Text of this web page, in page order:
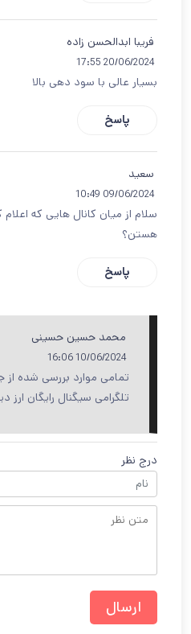
فریبا ابدالحسن زاده
20/06/2024 17:55
بسیار عالی با سود دهی بالا
پاسخ
سعید
09/06/2024 10:49
سلام از میان کانال هایی که اعلام
هستن؟
پاسخ
محمد حسین حسینی
10/06/2024 16:06
تمامی موارد بررسی شده از
تلگرامی سیگنال رایگان
درج نظر